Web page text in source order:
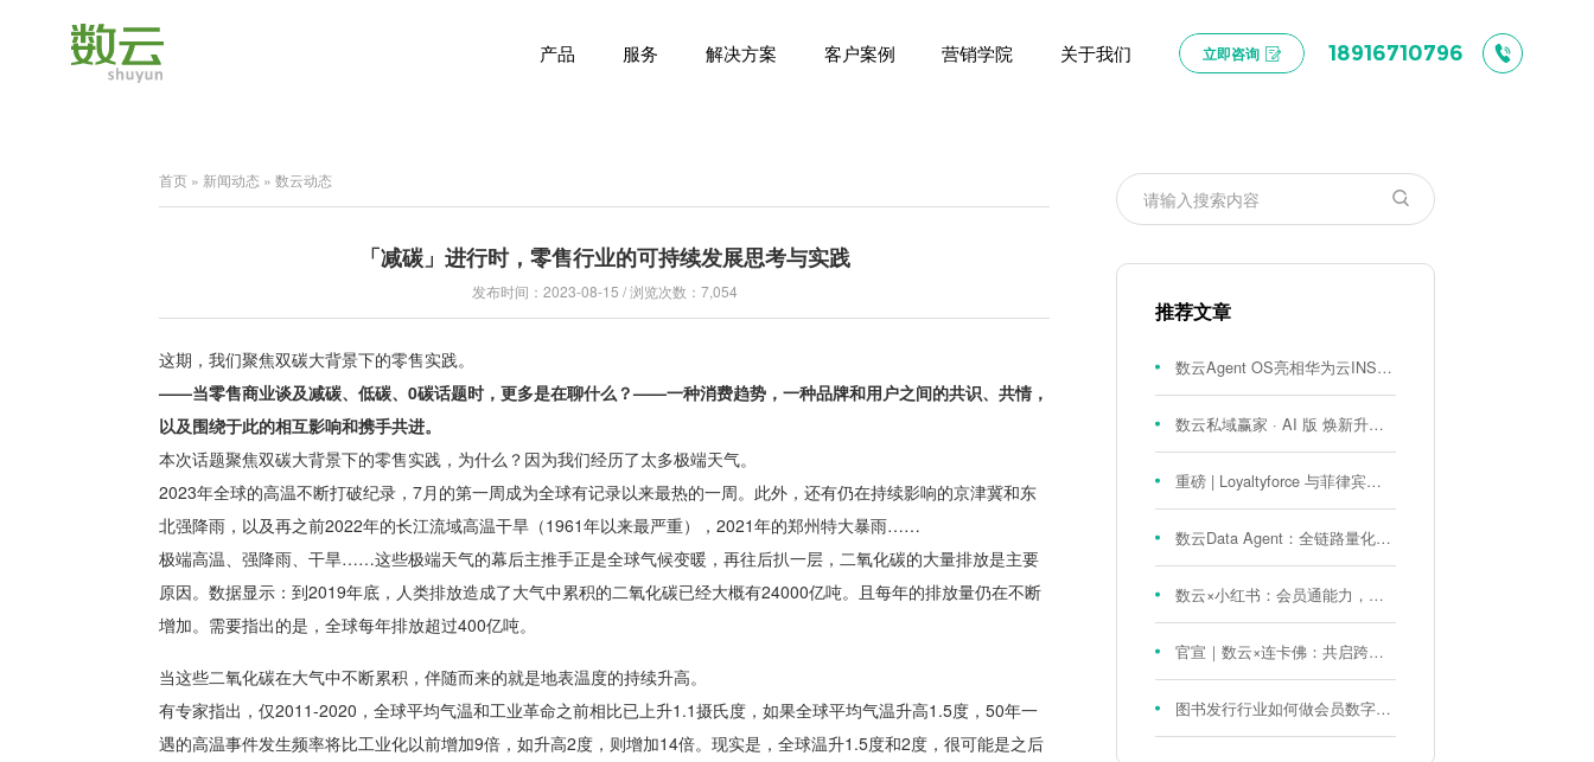
产品 服务 解决方案 客户案例 营销学院 关于我们 立即咨询 18916710796
首页 » 新闻动态 »数云动态
「减碳」进行时，零售行业的可持续发展思考与实践
发布时间：2023-08-15 / 浏览次数：7,054
这期，我们聚焦双碳大背景下的零售实践。
——当零售商业谈及减碳、低碳、0碳话题时，更多是在聊什么？——一种消费趋势，一种品牌和用户之间的共识、共情，
以及围绕于此的相互影响和携手共进。
本次话题聚焦双碳大背景下的零售实践，为什么？因为我们经历了太多极端天气。
2023年全球的高温不断打破纪录，7月的第一周成为全球有记录以来最热的一周。此外，还有仍在持续影响的京津冀和东
北强降雨，以及再之前2022年的长江流域高温干旱（1961年以来最严重），2021年的郑州特大暴雨……
极端高温、强降雨、干旱……这些极端天气的幕后主推手正是全球气候变暖，再往后扒一层，二氧化碳的大量排放是主要
原因。数据显示：到2019年底，人类排放造成了大气中累积的二氧化碳已经大概有24000亿吨。且每年的排放量仍在不断
增加。需要指出的是，全球每年排放超过400亿吨。
当这些二氧化碳在大气中不断累积，伴随而来的就是地表温度的持续升高。
有专家指出，仅2011-2020，全球平均气温和工业革命之前相比已上升1.1摄氏度，如果全球平均气温升高1.5度，50年一
遇的高温事件发生频率将比工业化以前增加9倍，如升高2度，则增加14倍。现实是，全球温升1.5度和2度，很可能是之后
推荐文章
数云Agent OS亮相华为云INSPIRE创想者大会：以AI重构消费者运营与零售营销新范式
数云私域赢家 · AI 版 焕新升级！
重磅 | Loyaltyforce 与菲律宾零售巨头 SM 集团达成战略合作，携手开启 SMAC 会员数智化运营新征程
数云Data Agent：全链路量化评测体系，炼就零售数据分析精准力
数云×小红书：会员通能力，重磅发布！
官宣｜数云×连卡佛：共启跨境会员运营新征程，重塑消费联结新体验
图书发行行业如何做会员数字化?河南新华书店给打了个样！